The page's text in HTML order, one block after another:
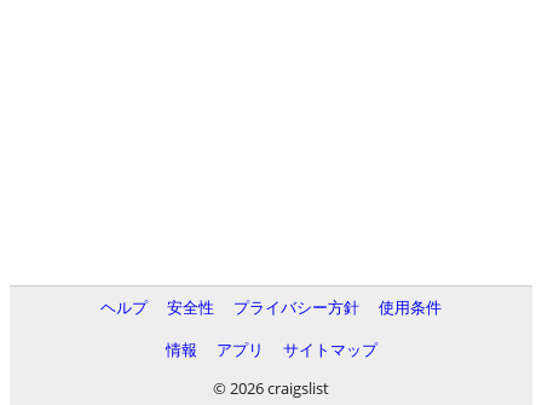
ヘルプ 安全性 プライバシー方針
使用条件
情報
アプリ
サイトマップ
© 2026 craigslist